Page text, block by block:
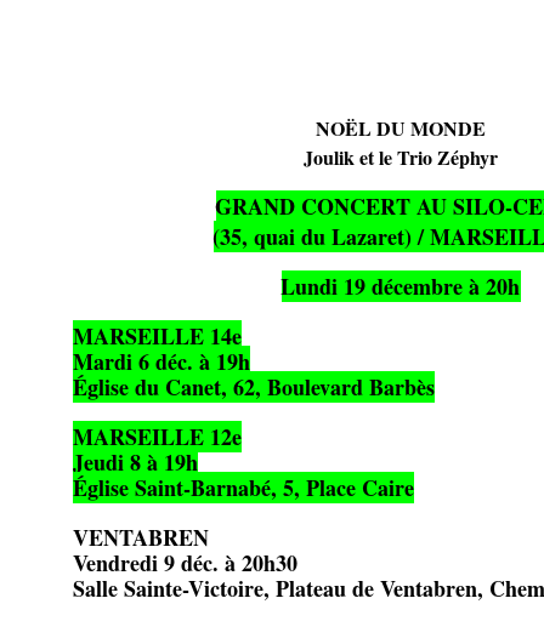
NOËL DU MONDE
Joulik et le Trio Zéphyr
GRAND CONCERT AU SILO-
(35, quai du Lazaret) /
Lundi 19 décembre à 20h
MARSEILLE 14e
Mardi 6 déc. à 19h
Église du Canet, 62, Boulevard Barbès
MARSEILLE 12e
Jeudi 8 à 19h
Église Saint-Barnabé, 5, Place Caire
VENTABREN
Vendredi 9 déc. à 20h30
Salle Sainte-Victoire, Plateau de Ventabren,